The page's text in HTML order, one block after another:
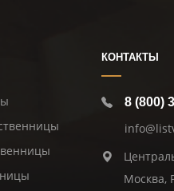
КОНТАКТЫ
8 (800)
Москва,